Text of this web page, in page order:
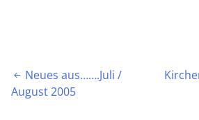
Beitragsnavigation
 Neues aus…….Juli /
August 2005